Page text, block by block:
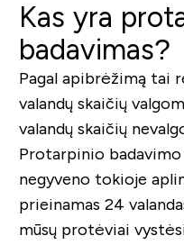
Kas yra
badavimas?
Pagal apibrėžimą tai
valandų skaičių
valandų skaičių
Protarpinio
negyveno tokioje
prieinamas 24
mūsų protėviai